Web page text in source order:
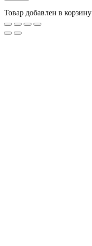
Товар добавлен в корзину